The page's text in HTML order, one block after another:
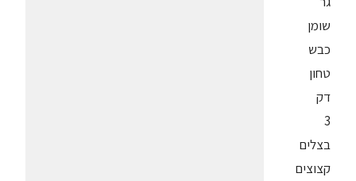
שומן
כבש
טחון
דק
3
בצלים
קצוצים